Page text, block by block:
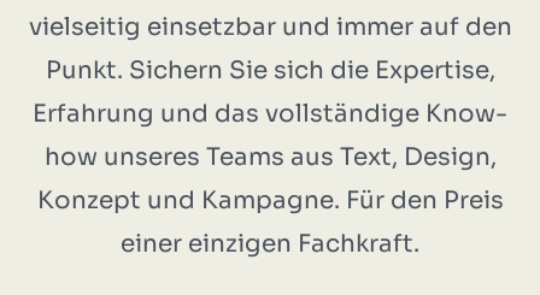
vielseitig einsetzbar und immer auf den
Punkt. Sichern Sie sich die Expertise,
Erfahrung und das vollständige Know-
how unseres Teams aus Text, Design,
Konzept und Kampagne. Für den Preis
einer einzigen Fachkraft.